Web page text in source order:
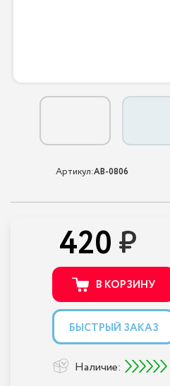
Артикул:AB-0806
420
В КОРЗИНУ
БЫСТРЫЙ ЗАКАЗ
Наличие: